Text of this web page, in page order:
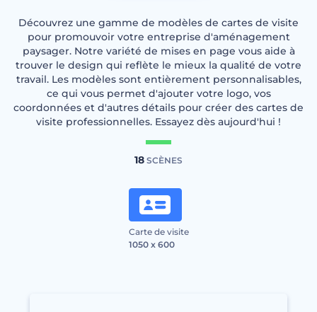
Découvrez une gamme de modèles de cartes de visite
pour promouvoir votre entreprise d'aménagement
paysager. Notre variété de mises en page vous aide à
trouver le design qui reflète le mieux la qualité de votre
travail. Les modèles sont entièrement personnalisables,
ce qui vous permet d'ajouter votre logo, vos
coordonnées et d'autres détails pour créer des cartes de
visite professionnelles. Essayez dès aujourd'hui !
18 SCÈNES
Carte de visite
1050 x 600